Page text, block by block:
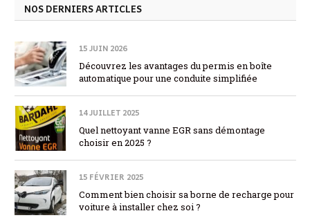
NOS DERNIERS ARTICLES
15 JUIN 2026
Découvrez les avantages du permis en boîte
automatique pour une conduite simplifiée
14 JUILLET 2025
Quel nettoyant vanne EGR sans démontage
choisir en 2025 ?
15 FÉVRIER 2025
Comment bien choisir sa borne de recharge pour
voiture à installer chez soi ?